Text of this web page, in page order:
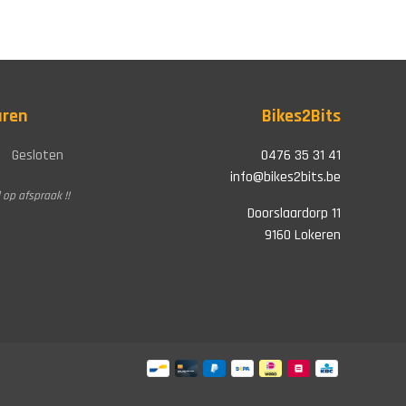
Gesloten
afspraak !!
Bikes2Bits
0476 35 31 41
info@bikes2bits.be
Doorslaardorp 11
9160 Lokeren